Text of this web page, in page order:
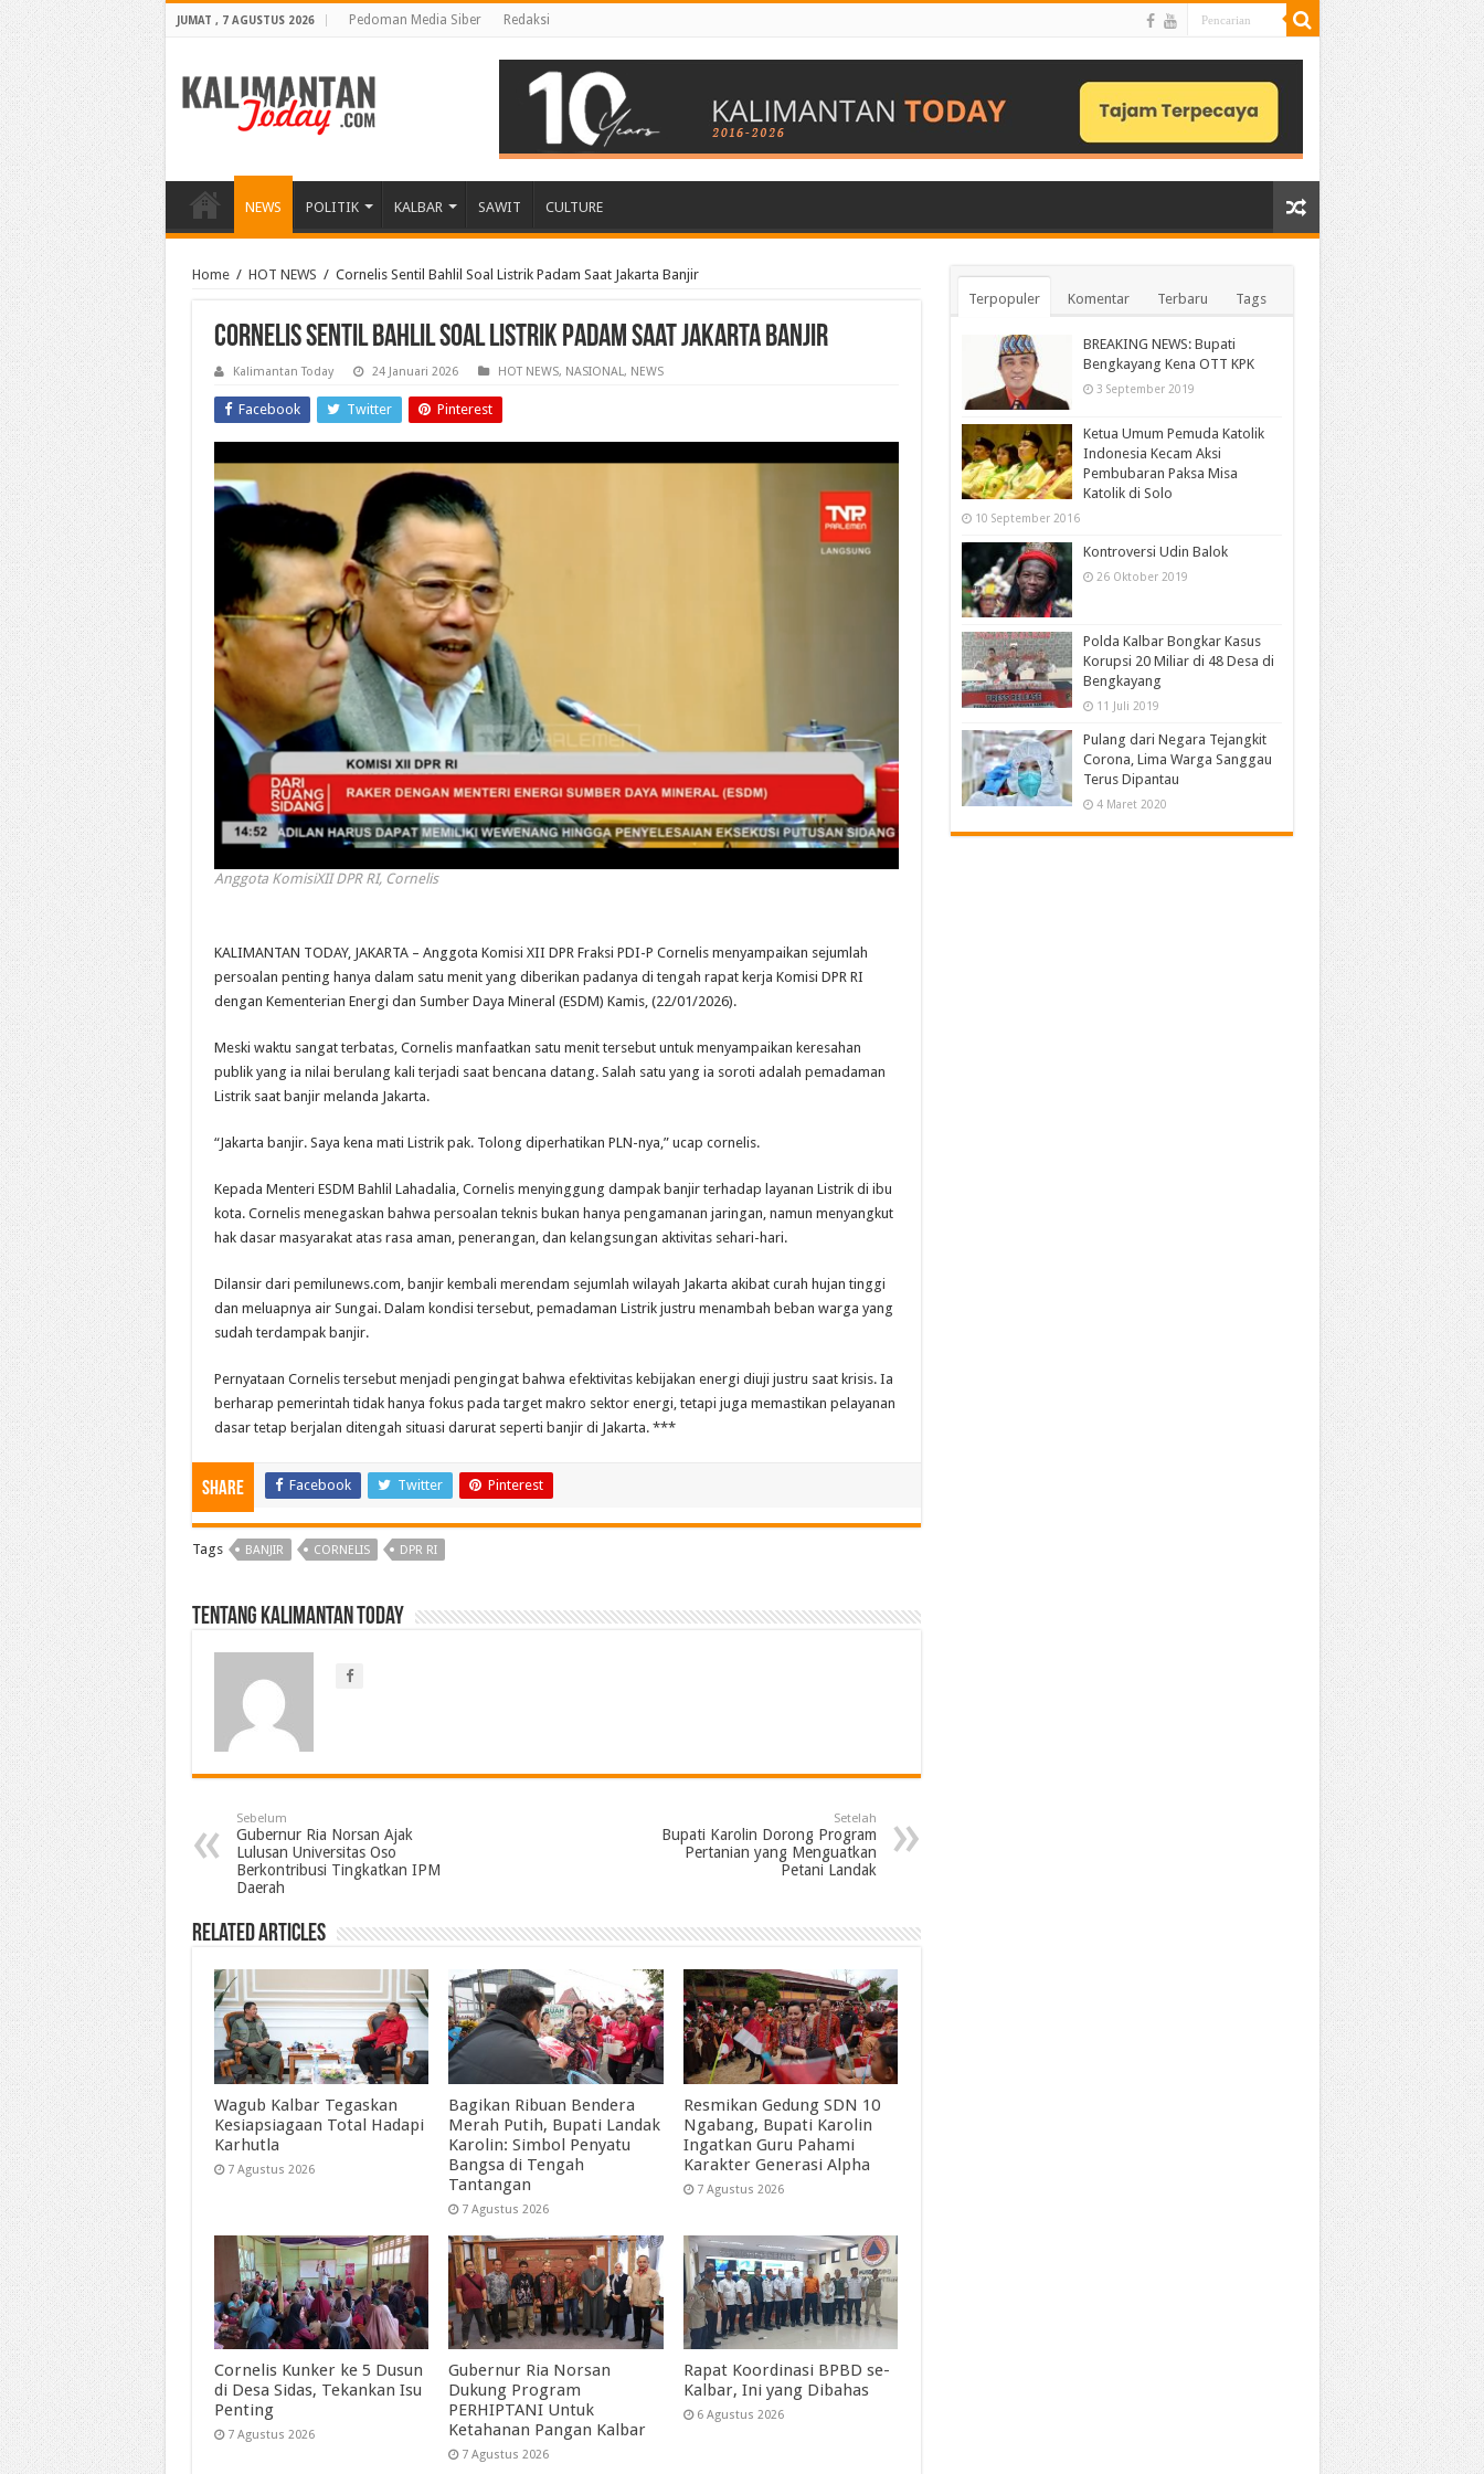
JUMAT , 7 AGUSTUS 2026 Pedoman Media Siber Redaksi
NEWS POLITIK KALBAR SAWIT CULTURE
Home / HOT NEWS / Cornelis Sentil Bahlil Soal Listrik Padam Saat Jakarta Banjir
Cornelis Sentil Bahlil Soal Listrik Padam Saat Jakarta Banjir
Kalimantan Today 24 Januari 2026 HOT NEWS, NASIONAL, NEWS
Facebook Twitter Pinterest
Anggota KomisiXII DPR RI, Cornelis
KALIMANTAN TODAY, JAKARTA – Anggota Komisi XII DPR Fraksi PDI-P Cornelis menyampaikan sejumlah
persoalan penting hanya dalam satu menit yang diberikan padanya di tengah rapat kerja Komisi DPR RI
dengan Kementerian Energi dan Sumber Daya Mineral (ESDM) Kamis, (22/01/2026).
Meski waktu sangat terbatas, Cornelis manfaatkan satu menit tersebut untuk menyampaikan keresahan
publik yang ia nilai berulang kali terjadi saat bencana datang. Salah satu yang ia soroti adalah pemadaman
Listrik saat banjir melanda Jakarta.
“Jakarta banjir. Saya kena mati Listrik pak. Tolong diperhatikan PLN-nya,” ucap cornelis.
Kepada Menteri ESDM Bahlil Lahadalia, Cornelis menyinggung dampak banjir terhadap layanan Listrik di ibu
kota. Cornelis menegaskan bahwa persoalan teknis bukan hanya pengamanan jaringan, namun menyangkut
hak dasar masyarakat atas rasa aman, penerangan, dan kelangsungan aktivitas sehari-hari.
Dilansir dari pemilunews.com, banjir kembali merendam sejumlah wilayah Jakarta akibat curah hujan tinggi
dan meluapnya air Sungai. Dalam kondisi tersebut, pemadaman Listrik justru menambah beban warga yang
sudah terdampak banjir.
Pernyataan Cornelis tersebut menjadi pengingat bahwa efektivitas kebijakan energi diuji justru saat krisis. Ia
berharap pemerintah tidak hanya fokus pada target makro sektor energi, tetapi juga memastikan pelayanan
dasar tetap berjalan ditengah situasi darurat seperti banjir di Jakarta. ***
Share Facebook Twitter Pinterest
Tags BANJIR CORNELIS DPR RI
Tentang Kalimantan Today
Sebelum
Gubernur Ria Norsan Ajak
Lulusan Universitas Oso
Berkontribusi Tingkatkan IPM
Daerah
Setelah
⁠Bupati Karolin Dorong Program
Pertanian yang Menguatkan
Petani Landak
Related Articles
Wagub Kalbar Tegaskan
Kesiapsiagaan Total Hadapi
Karhutla
7 Agustus 2026
Bagikan Ribuan Bendera
Merah Putih, Bupati Landak
Karolin: Simbol Penyatu
Bangsa di Tengah
Tantangan
7 Agustus 2026
Resmikan Gedung SDN 10
Ngabang, Bupati Karolin
Ingatkan Guru Pahami
Karakter Generasi Alpha
7 Agustus 2026
Cornelis Kunker ke 5 Dusun
di Desa Sidas, Tekankan Isu
Penting
7 Agustus 2026
Gubernur Ria Norsan
Dukung Program
PERHIPTANI Untuk
Ketahanan Pangan Kalbar
7 Agustus 2026
Rapat Koordinasi BPBD se-
Kalbar, Ini yang Dibahas
6 Agustus 2026
Terpopuler Komentar Terbaru Tags
BREAKING NEWS: Bupati
Bengkayang Kena OTT KPK
3 September 2019
Ketua Umum Pemuda Katolik
Indonesia Kecam Aksi
Pembubaran Paksa Misa
Katolik di Solo
10 September 2016
Kontroversi Udin Balok
26 Oktober 2019
Polda Kalbar Bongkar Kasus
Korupsi 20 Miliar di 48 Desa di
Bengkayang
11 Juli 2019
Pulang dari Negara Tejangkit
Corona, Lima Warga Sanggau
Terus Dipantau
4 Maret 2020